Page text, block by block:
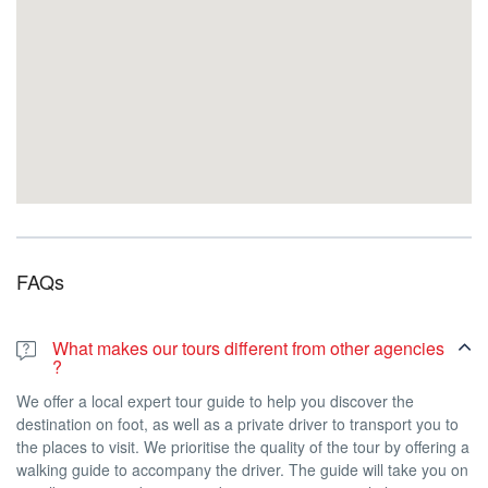
FAQs
What makes our tours different from other agencies
?
We offer a local expert tour guide to help you discover the
destination on foot, as well as a private driver to transport you to
the places to visit. We prioritise the quality of the tour by offering a
walking guide to accompany the driver. The guide will take you on